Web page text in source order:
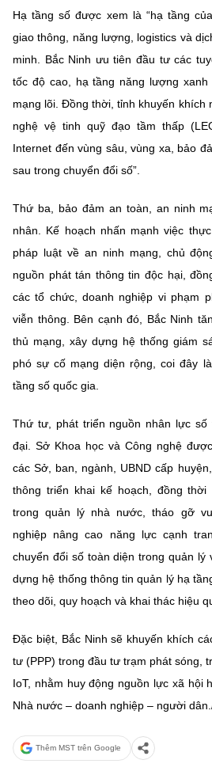
Hạ tầng số được xem là “hạ tầng
giao thông, năng lượng, logistics và
minh. Bắc Ninh ưu tiên đầu tư các
tốc độ cao, hạ tầng năng lượng
mạng lõi. Đồng thời, tỉnh khuyến khích
nghệ vệ tinh quỹ đạo tầm thấp
Internet đến vùng sâu, vùng xa, bảo
sau trong chuyển đổi số”
Thứ ba, bảo đảm an toàn, an ninh
nhân . Kế hoạch nhấn mạnh việc
pháp luật về an ninh mạng, chủ
nguồn phát tán thông tin độc hại,
các tổ chức, doanh nghiệp vi phạm
viễn thông. Bên cạnh đó, Bắc Ninh
thủ mạng, xây dựng hệ thống giám
phó sự cố mạng diện rộng, coi đây
tầng số quốc gia.
Thứ tư, phát triển nguồn nhân lực
đại . Sở Khoa học và Công nghệ
các Sở, ban, ngành, UBND cấp
thông triển khai kế hoạch, đồng thời
trong quản lý nhà nước, tháo gỡ
nghiệp nâng cao năng lực cạnh
chuyển đổi số toàn diện trong quản lý
dựng hệ thống thông tin quản lý hạ
theo dõi, quy hoạch và khai thác hiệu
Đặc biệt, Bắc Ninh sẽ khuyến khích
tư (PPP) trong đầu tư trạm phát sóng,
IoT, nhằm huy động nguồn lực xã hội
Nhà nước – doanh nghiệp – người
Thêm MST trên Google